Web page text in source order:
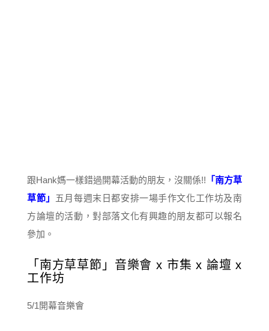
跟Hank媽一樣錯過開幕活動的朋友，沒關係!! 「南方草
草節」 五月每週末日都安排一場手作文化工作坊及南
方論壇的活動，對部落文化有興趣的朋友都可以報名
參加。
「南方草草節」音樂會 x 市集 x 論壇 x
工作坊
5/1開幕音樂會